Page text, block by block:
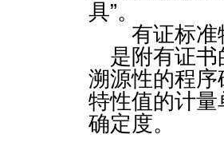
具”。
有证标准物
是附有证
溯源性的程
特性值的计
确定度。